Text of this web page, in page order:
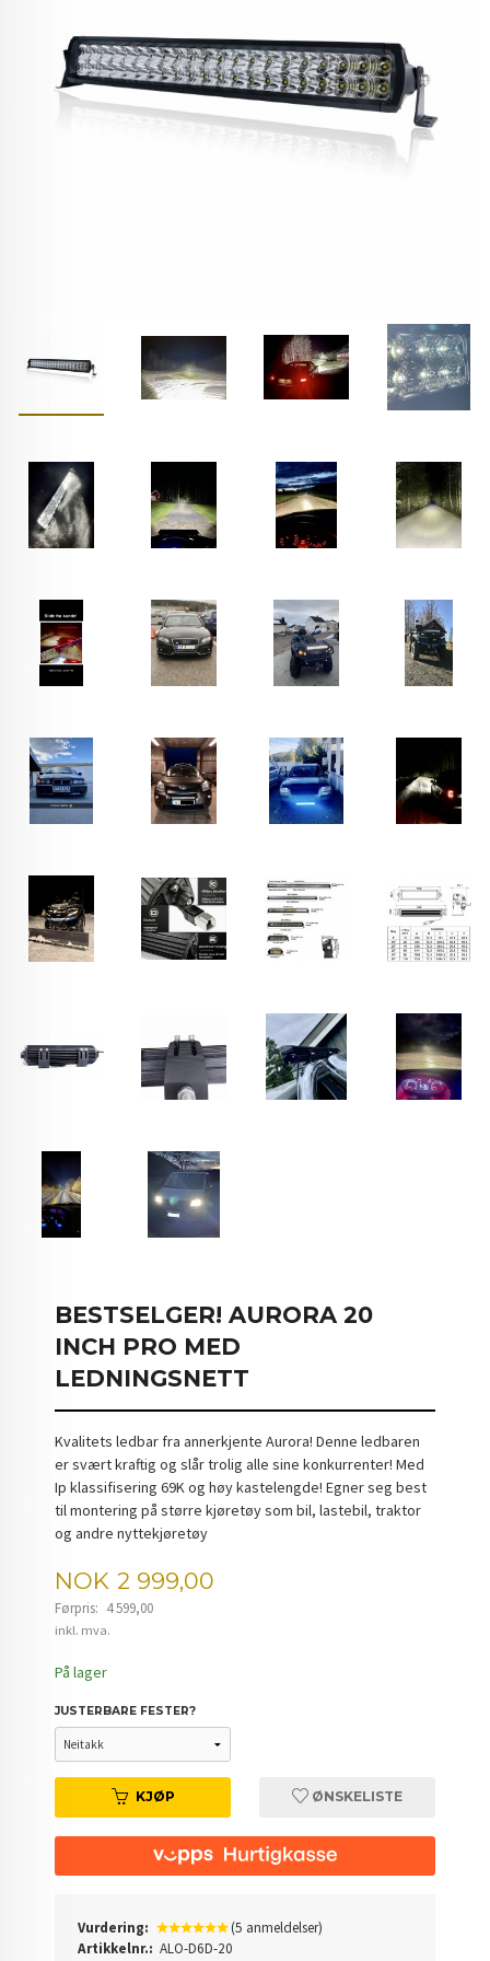
BESTSELGER! AURORA 20
INCH PRO MED
LEDNINGSNETT
Kvalitets ledbar fra annerkjente Aurora! Denne ledbaren
er svært kraftig og slår trolig alle sine konkurrenter! Med
Ip klassifisering 69K og høy kastelengde! Egner seg best
til montering på større kjøretøy som bil, lastebil, traktor
og andre nyttekjøretøy
Tilbud
NOK 2 999,00
Førpris: 4 599,00
Rabatt
inkl. mva.
På lager
JUSTERBARE FESTER?
KJØP ØNSKELISTE
Vurdering:
(5 anmeldelser)
Artikkelnr.: ALO-D6D-20